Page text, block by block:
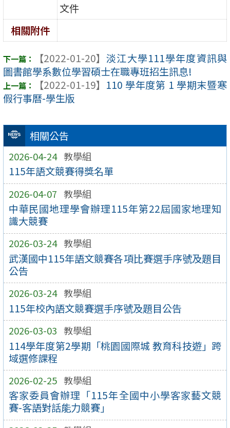
相關公告
2026-04-24 教學組
115年語文競賽得獎名單
2026-04-07 教學組
中華民國地理學會辦理115年第22屆國家地理知
識大競賽
2026-03-24 教學組
武漢國中115年語文競賽各項比賽選手序號及題目
公告
2026-03-24 教學組
115年校內語文競賽選手序號及題目公告
2026-03-03 教學組
114學年度第2學期「桃園國際城 教育科技遊」跨
域選修課程
2026-02-25 教學組
客家委員會辦理「115年全國中小學客家藝文競
賽-客語對話能力競賽」
文件
相關附件
【2022-01-20】 淡江大學111學年度資訊與
圖書館學系數位學習碩士在職專班招生訊息!
【2022-01-19】 110 學年度第 1 學期末暨寒
假行事曆-學生版